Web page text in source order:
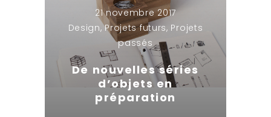
21 novembre 2017
Design,Projets futurs, Projets
passés
De nouvelles séries
d’objets en
préparation